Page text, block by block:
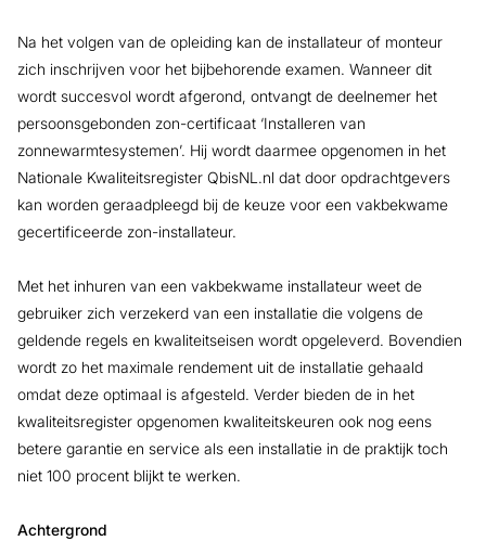
Na het volgen van de opleiding kan de installateur of monteur
zich inschrijven voor het bijbehorende examen. Wanneer dit
wordt succesvol wordt afgerond, ontvangt de deelnemer het
persoonsgebonden zon-certificaat ‘Installeren van
zonnewarmtesystemen’. Hij wordt daarmee opgenomen in het
Nationale Kwaliteitsregister QbisNL.nl dat door opdrachtgevers
kan worden geraadpleegd bij de keuze voor een vakbekwame
gecertificeerde zon-installateur.
Met het inhuren van een vakbekwame installateur weet de
gebruiker zich verzekerd van een installatie die volgens de
geldende regels en kwaliteitseisen wordt opgeleverd. Bovendien
wordt zo het maximale rendement uit de installatie gehaald
omdat deze optimaal is afgesteld. Verder bieden de in het
kwaliteitsregister opgenomen kwaliteitskeuren ook nog eens
betere garantie en service als een installatie in de praktijk toch
niet 100 procent blijkt te werken.
Achtergrond